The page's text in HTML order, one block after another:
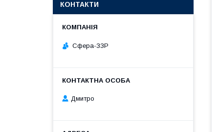
КОНТАКТИ
Сфера-ЗЗР
Дмитро